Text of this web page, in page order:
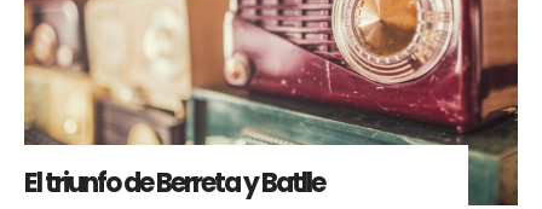
El triunfo de Berreta y Batlle